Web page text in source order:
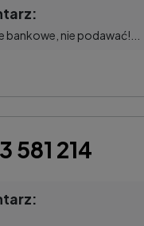
bankowe, nie podawać!...
581 214